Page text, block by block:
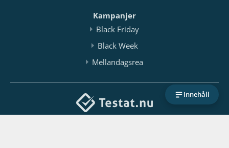
Innehåll
Kampanjer
Black Friday
Black Week
Mellandagsrea